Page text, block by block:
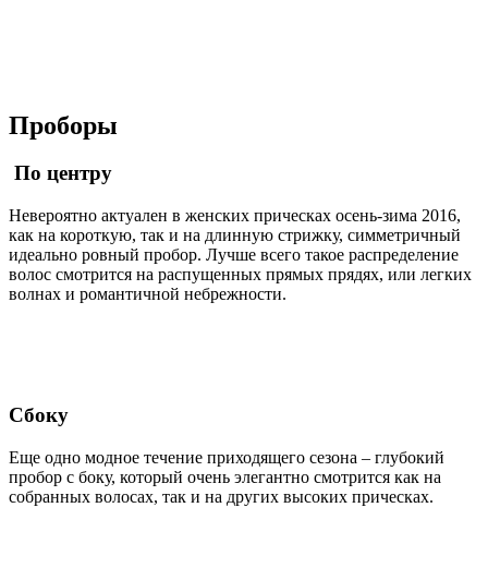
Проборы
По центру
Невероятно актуален в женских прическах осень-зима 2016,
как на короткую, так и на длинную стрижку, симметричный
идеально ровный пробор. Лучше всего такое распределение
волос смотрится на распущенных прямых прядях, или легких
волнах и романтичной небрежности.
Сбоку
Еще одно модное течение приходящего сезона – глубокий
пробор с боку, который очень элегантно смотрится как на
собранных волосах, так и на других высоких прическах.